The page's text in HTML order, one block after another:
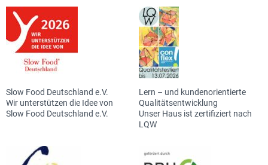
Slow Food Deutschland e.V.
Wir unterstützen die Idee von
Slow Food Deutschland e.V.
Lern – und kundenorientierte
Qualitätsentwicklung
Unser Haus ist zertifiziert nach
LQW